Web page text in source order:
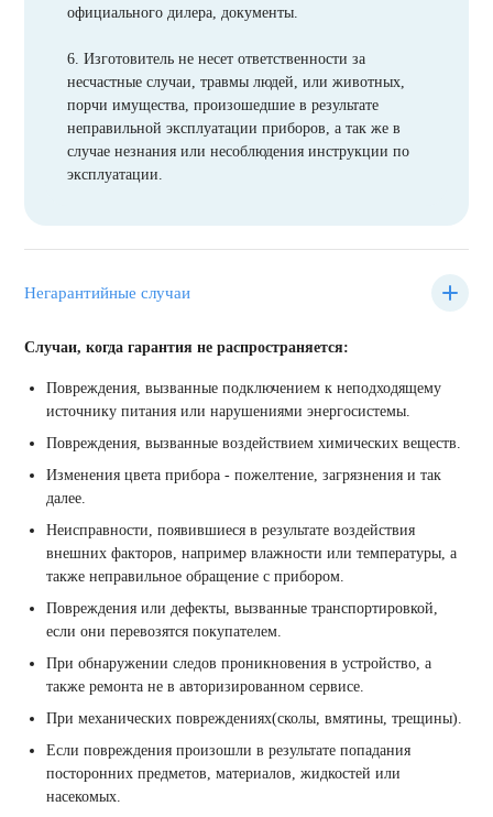
официального дилера, документы.
6. Изготовитель не несет ответственности за
несчастные случаи, травмы людей, или животных,
порчи имущества, произошедшие в результате
неправильной эксплуатации приборов, а так же в
случае незнания или несоблюдения инструкции по
эксплуатации.
Негарантийные случаи
Случаи, когда гарантия не распространяется:
Повреждения, вызванные подключением к неподходящему
источнику питания или нарушениями энергосистемы.
Повреждения, вызванные воздействием химических веществ.
Изменения цвета прибора - пожелтение, загрязнения и так
далее.
Неисправности, появившиеся в результате воздействия
внешних факторов, например влажности или температуры, а
также неправильное обращение с прибором.
Повреждения или дефекты, вызванные транспортировкой,
если они перевозятся покупателем.
При обнаружении следов проникновения в устройство, а
также ремонта не в авторизированном сервисе.
При механических повреждениях(сколы, вмятины, трещины).
Если повреждения произошли в результате попадания
посторонних предметов, материалов, жидкостей или
насекомых.